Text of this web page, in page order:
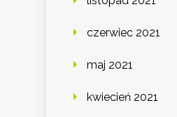
czerwiec 2021
maj 2021
kwiecień 2021